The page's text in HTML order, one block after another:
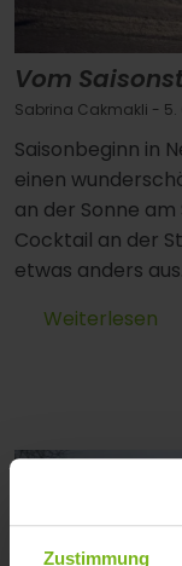
Zustimmung
Vom
Sabrina Cakmakli - 5.
Saisonbeginn in
einen
an der Sonne
Cocktail an der
etwas anders aus.
Weiterlesen